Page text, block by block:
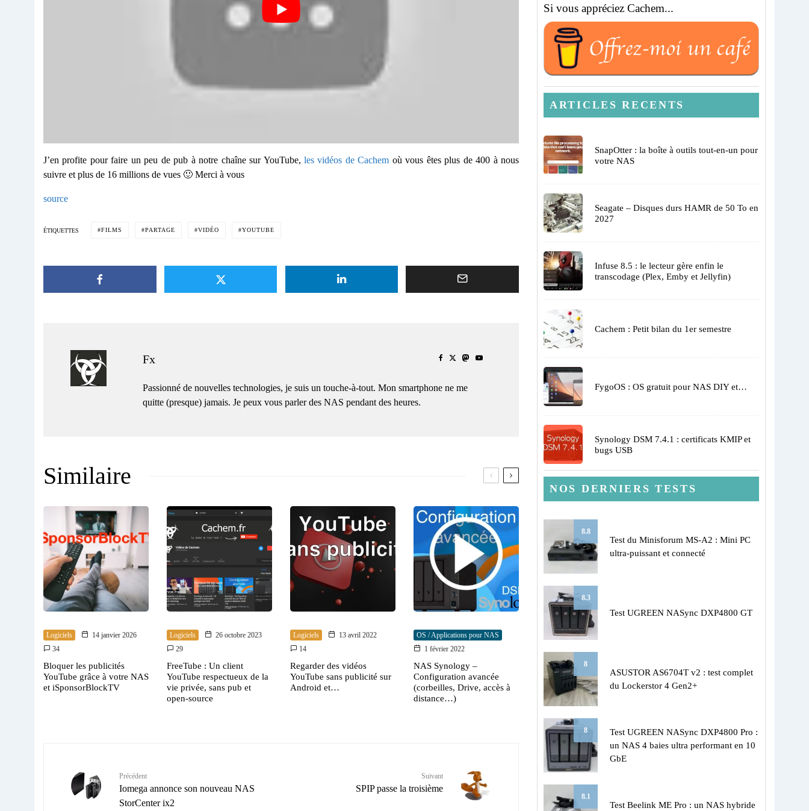
J’en profite pour faire un peu de pub à notre chaîne sur YouTube, les vidéos de Cachem où vous êtes plus de 400 à nous
suivre et plus de 16 millions de vues 🙂 Merci à vous
source
ÉTIQUETTES FILMS PARTAGE VIDÉO YOUTUBE
Fx
Passionné de nouvelles technologies, je suis un touche-à-tout. Mon smartphone ne me
quitte (presque) jamais. Je peux vous parler des NAS pendant des heures.
Similaire
Logiciels
14 janvier 2026
34
Bloquer les publicités
YouTube grâce à votre NAS
et iSponsorBlockTV
Logiciels
26 octobre 2023
29
FreeTube : Un client
YouTube respectueux de la
vie privée, sans pub et
open-source
Logiciels
13 avril 2022
14
Regarder des vidéos
YouTube sans publicité sur
Android et…
OS / Applications pour NAS
1 février 2022
NAS Synology –
Configuration avancée
(corbeilles, Drive, accès à
distance…)
Précédent
Iomega annonce son nouveau NAS
StorCenter ix2
Suivant
SPIP passe la troisième
Si vous appréciez Cachem...
ARTICLES RECENTS
SnapOtter : la boîte à outils tout-en-un pour
votre NAS
Seagate – Disques durs HAMR de 50 To en
2027
Infuse 8.5 : le lecteur gère enfin le
transcodage (Plex, Emby et Jellyfin)
Cachem : Petit bilan du 1er semestre
FygoOS : OS gratuit pour NAS DIY et…
Synology DSM 7.4.1 : certificats KMIP et
bugs USB
NOS DERNIERS TESTS
8.8
Test du Minisforum MS-A2 : Mini PC
ultra-puissant et connecté
8.3
Test UGREEN NASync DXP4800 GT
8
ASUSTOR AS6704T v2 : test complet
du Lockerstor 4 Gen2+
8
Test UGREEN NASync DXP4800 Pro :
un NAS 4 baies ultra performant en 10
GbE
8.1
Test Beelink ME Pro : un NAS hybride